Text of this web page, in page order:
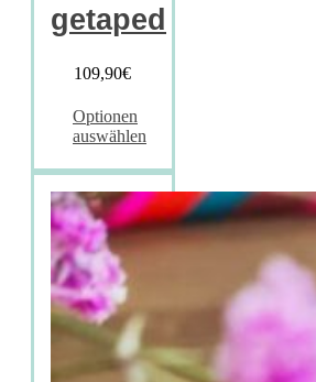
getaped
109,90€
Optionen
auswählen